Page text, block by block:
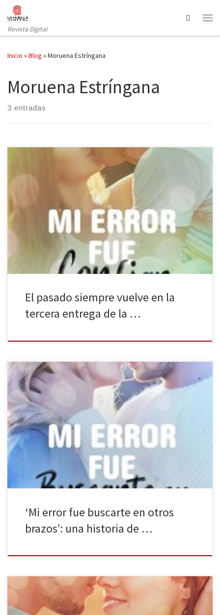
Saltar al contenido
Revista Digital
Search
Inicio »Blog »Moruena Estríngana
Moruena Estríngana
3 entradas
Booket nos trae la tercera entrega de la serie Mi error, esta vez es
el turno de personajes que tuvieron cierta relevancia en el primer
libro de la saga: Bianca y Albert. ¿El título de la novela? Mi error fue
confiar en ti. «El pasado siempre vuelve» es una de […]
El pasado siempre vuelve en la
tercera entrega de la …
Mi error fue buscarte en otros brazos es el segundo tomo de la
serie Mi error de Moruena Estríngana, publicado en papel por
Booket. Las decisiones y los actos que llevamos a cabo van
torneando nuestra vida, ya sea para bien o para mal. No obstante,
todos los obstáculos que […]
‘Mi error fue buscarte en otros
brazos’: una historia de …